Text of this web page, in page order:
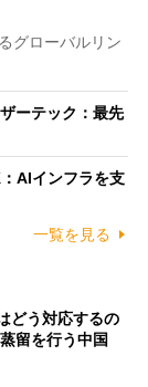
グローバルリン
ーテック：最先
AIインフラを支
一覧を見る
どう対応するの
留を行う中国